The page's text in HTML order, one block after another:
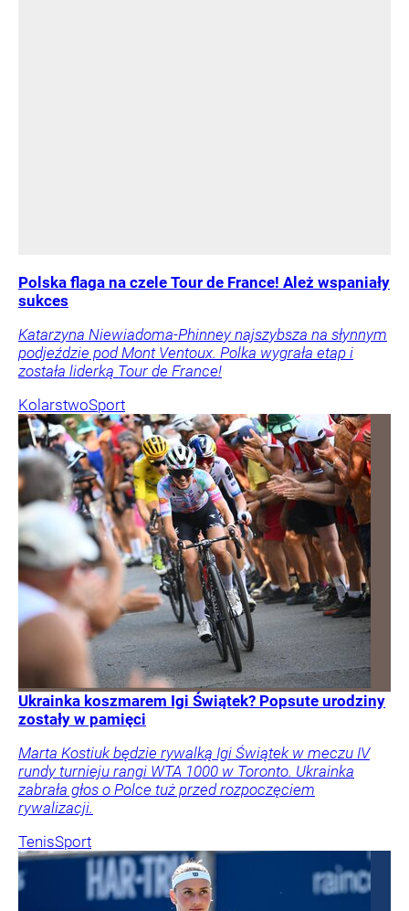
Polska flaga na czele Tour de France! Ależ wspaniały
sukces
Katarzyna Niewiadoma-Phinney najszybsza na słynnym
podjeździe pod Mont Ventoux. Polka wygrała etap i
została liderką Tour de France!
KolarstwoSport
Ukrainka koszmarem Igi Świątek? Popsute urodziny
zostały w pamięci
Marta Kostiuk będzie rywalką Igi Świątek w meczu IV
rundy turnieju rangi WTA 1000 w Toronto. Ukrainka
zabrała głos o Polce tuż przed rozpoczęciem
rywalizacji.
TenisSport